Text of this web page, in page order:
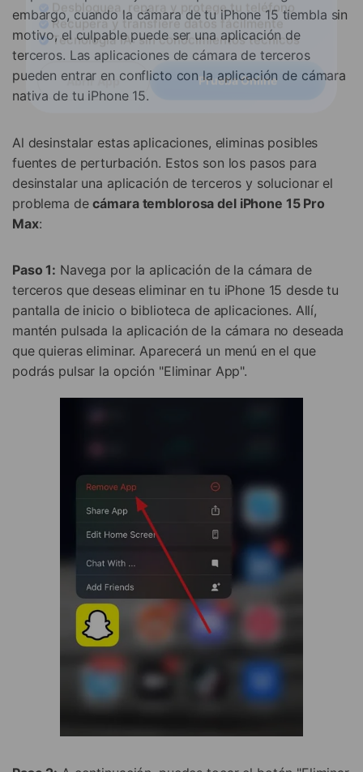
embargo, cuando la cámara de tu iPhone 15 tiembla sin
motivo, el culpable puede ser una aplicación de
terceros. Las aplicaciones de cámara de terceros
pueden entrar en conflicto con la aplicación de cámara
nativa de tu iPhone 15.
Al desinstalar estas aplicaciones, eliminas posibles
fuentes de perturbación. Estos son los pasos para
desinstalar una aplicación de terceros y solucionar el
problema de cámara temblorosa del iPhone 15 Pro
Max:
Paso 1: Navega por la aplicación de la cámara de
terceros que deseas eliminar en tu iPhone 15 desde tu
pantalla de inicio o biblioteca de aplicaciones. Allí,
mantén pulsada la aplicación de la cámara no deseada
que quieras eliminar. Aparecerá un menú en el que
podrás pulsar la opción "Eliminar App".
+50M usuarios y +17 años de confianza
Desbloquea, repara y protege tu teléfono
Recupera y transfiere datos fácilmente
Tecnología IA: sin conocimientos técnicos